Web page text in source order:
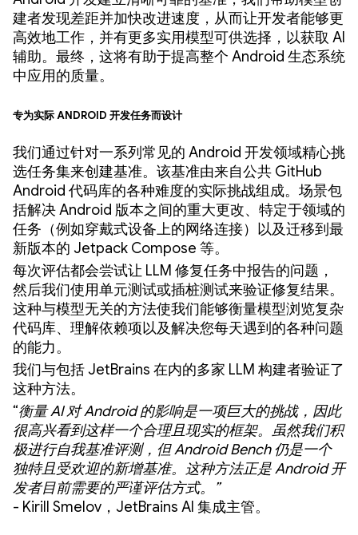
建者发现差距并加快改进速度，从而让开发者能够更
高效地工作，并有更多实用模型可供选择，以获取 AI
辅助。最终，这将有助于提高整个 Android 生态系统
中应用的质量。
专为实际 Android 开发任务而设计
我们通过针对一系列常见的 Android 开发领域精心挑
选任务集来创建基准。该基准由来自公共 GitHub
Android 代码库的各种难度的实际挑战组成。场景包
括解决 Android 版本之间的重大更改、特定于领域的
任务（例如穿戴式设备上的网络连接）以及迁移到最
新版本的 Jetpack Compose 等。
每次评估都会尝试让 LLM 修复任务中报告的问题，
然后我们使用单元测试或插桩测试来验证修复结果。
这种与模型无关的方法使我们能够衡量模型浏览复杂
代码库、理解依赖项以及解决您每天遇到的各种问题
的能力。
我们与包括 JetBrains 在内的多家 LLM 构建者验证了
这种方法。
“衡量 AI 对 Android 的影响是一项巨大的挑战，因此
很高兴看到这样一个合理且现实的框架。虽然我们积
极进行自我基准评测，但 Android Bench 仍是一个
独特且受欢迎的新增基准。这种方法正是 Android 开
发者目前需要的严谨评估方式。”
- Kirill Smelov，JetBrains AI 集成主管。